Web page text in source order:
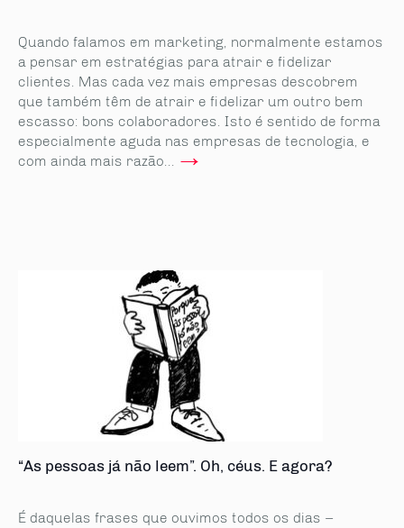
Quando falamos em marketing, normalmente estamos
a pensar em estratégias para atrair e fidelizar
clientes. Mas cada vez mais empresas descobrem
que também têm de atrair e fidelizar um outro bem
escasso: bons colaboradores. Isto é sentido de forma
especialmente aguda nas empresas de tecnologia, e
com ainda mais razão...→
“As pessoas já não leem”. Oh, céus. E agora?
É daquelas frases que ouvimos todos os dias –